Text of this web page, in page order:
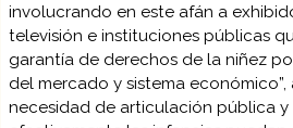
involucrando en este afán a
televisión e instituciones públicas
garantía de derechos de la niñez
del mercado y sistema
necesidad de articulación pública